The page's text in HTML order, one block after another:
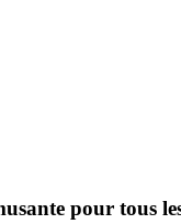
pour tous